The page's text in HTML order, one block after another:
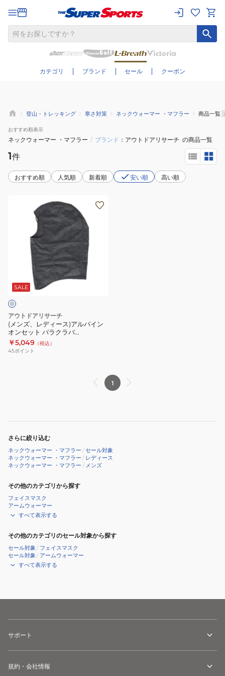
カテゴリ ブランド セール クーポン
さらに絞り込む
登山・トレッキング 寒さ対策 ネックウォーマー ・マフラー 商品一覧
おすすめ順表示
ネックウォーマー ・マフラー / ブランド アウトドアリサーチ の商品一覧
1件
おすすめ順 人気順 新着順 安い順 高い順
ス)
ア
ル
パ
イ
ン
ク
ラ
バ
SALE
アウトドアリサーチ
(メンズ、レディース)アルパイン
オンセット バラクラバ
19842961025000
￥5,049 （税込）
45ポイント
1
さらに絞り込む
ネックウォーマー ・マフラー /セール対象
ネックウォーマー ・マフラー / レディース
ネックウォーマー ・マフラー / メンズ
その他のカテゴリから探す
フェイスマスク
アームウォーマー
すべて表示する
その他のカテゴリのセール対象から探す
セール対象 / フェイスマスク
セール対象 / アームウォーマー
すべて表示する
サポート
規約・会社情報